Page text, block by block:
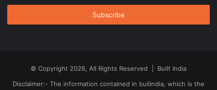
Email
© Copyright 2026, All Rights Reserved | Built India
Disclaimer:- The information contained in builindia, which is the